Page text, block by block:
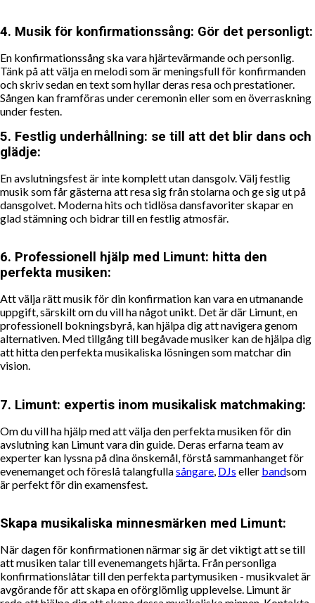
4. Musik för konfirmationssång: Gör det personligt:
En konfirmationssång ska vara hjärtevärmande och personlig.
Tänk på att välja en melodi som är meningsfull för konfirmanden
och skriv sedan en text som hyllar deras resa och prestationer.
Sången kan framföras under ceremonin eller som en överraskning
under festen.
5. Festlig underhållning: se till att det blir dans och
glädje:
En avslutningsfest är inte komplett utan dansgolv. Välj festlig
musik som får gästerna att resa sig från stolarna och ge sig ut på
dansgolvet. Moderna hits och tidlösa dansfavoriter skapar en
glad stämning och bidrar till en festlig atmosfär.
6. Professionell hjälp med Limunt: hitta den
perfekta musiken:
Att välja rätt musik för din konfirmation kan vara en utmanande
uppgift, särskilt om du vill ha något unikt. Det är där Limunt, en
professionell bokningsbyrå, kan hjälpa dig att navigera genom
alternativen. Med tillgång till begåvade musiker kan de hjälpa dig
att hitta den perfekta musikaliska lösningen som matchar din
vision.
7. Limunt: expertis inom musikalisk matchmaking:
Om du vill ha hjälp med att välja den perfekta musiken för din
avslutning kan Limunt vara din guide. Deras erfarna team av
experter kan lyssna på dina önskemål, förstå sammanhanget för
evenemanget och föreslå talangfullasångare, DJs eller bandsom
är perfekt för din examensfest.
Skapa musikaliska minnesmärken med Limunt:
När dagen för konfirmationen närmar sig är det viktigt att se till
att musiken talar till evenemangets hjärta. Från personliga
konfirmationslåtar till den perfekta partymusiken - musikvalet är
avgörande för att skapa en oförglömlig upplevelse. Limunt är